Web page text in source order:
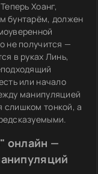
Хоанг,
бунтарём, должен
не получится —
в руках Линь,
или начало
манипуляцией
слишком тонкой, а
онлайн —